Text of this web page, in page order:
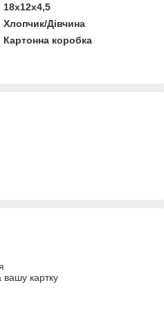
18х12х4,5
Хлопчик/Дiвчина
Картонна коробка
вашу картку